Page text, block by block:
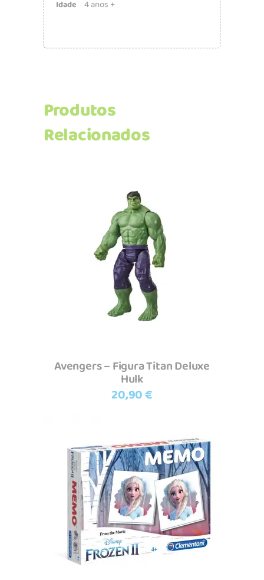
Idade 4 anos +
Produtos
Relacionados
Adicionar
Avengers – Figura Titan Deluxe
Hulk
20,90€
Adicionar